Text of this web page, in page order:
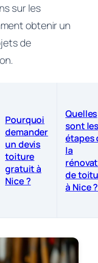
sur les
obtenir un
de
Pourquoi
demander
un devis
toiture
gratuit à
Nice ?
Quelles
sont
étapes
la
de
à Nice ?